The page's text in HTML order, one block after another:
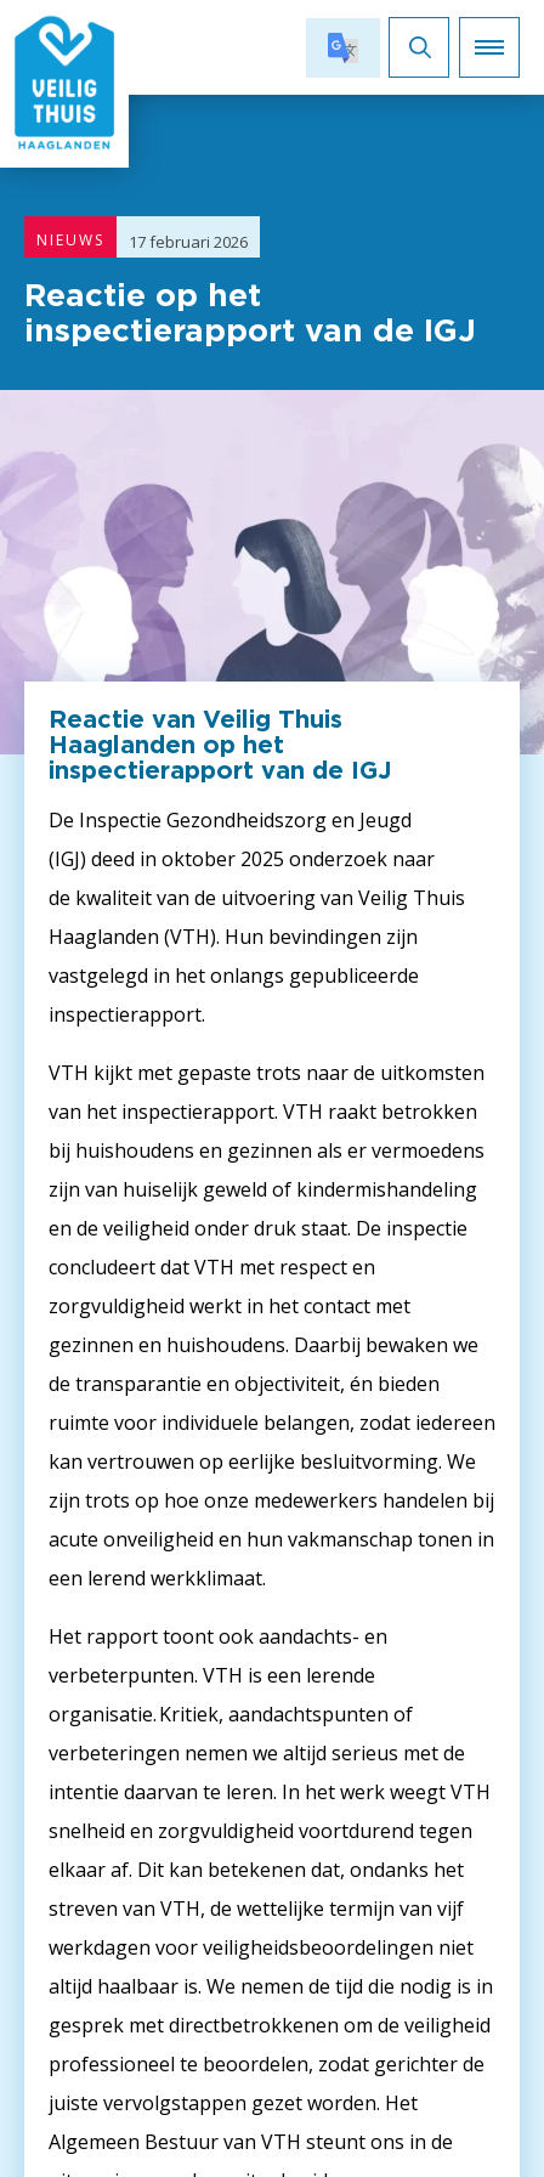
Ga naar de
Reactie op het
inspectierapport van de IGJ
NIEUWS 17 februari 2026
Reactie van Veilig Thuis
Haaglanden op het
inspectierapport van de IGJ
De Inspectie Gezondheidszorg en Jeugd
(IGJ) deed in oktober 2025 onderzoek naar
de kwaliteit van de uitvoering van Veilig Thuis
Haaglanden (VTH). Hun bevindingen zijn
vastgelegd in het onlangs gepubliceerde
inspectierapport.
VTH kijkt met gepaste trots naar de uitkomsten
van het inspectierapport. VTH raakt betrokken
bij huishoudens en gezinnen als er vermoedens
zijn van huiselijk geweld of kindermishandeling
en de veiligheid onder druk staat. De inspectie
concludeert dat VTH met respect en
zorgvuldigheid werkt in het contact met
gezinnen en huishoudens. Daarbij bewaken we
de transparantie en objectiviteit, én bieden
ruimte voor individuele belangen, zodat iedereen
kan vertrouwen op eerlijke besluitvorming. We
zijn trots op hoe onze medewerkers handelen bij
acute onveiligheid en hun vakmanschap tonen in
een lerend werkklimaat.
Het rapport toont ook aandachts- en
verbeterpunten. VTH is een lerende
organisatie. Kritiek, aandachtspunten of
verbeteringen nemen we altijd serieus met de
intentie daarvan te leren. In het werk weegt VTH
snelheid en zorgvuldigheid voortdurend tegen
elkaar af. Dit kan betekenen dat, ondanks het
streven van VTH, de wettelijke termijn van vijf
werkdagen voor veiligheidsbeoordelingen niet
altijd haalbaar is. We nemen de tijd die nodig is in
gesprek met directbetrokkenen om de veiligheid
professioneel te beoordelen, zodat gerichter de
juiste vervolgstappen gezet worden. Het
Algemeen Bestuur van VTH steunt ons in de